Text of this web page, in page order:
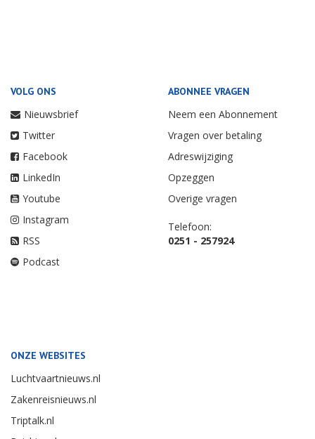
VOLG ONS
Nieuwsbrief
Twitter
Facebook
LinkedIn
Youtube
Instagram
RSS
Podcast
ABONNEE VRAGEN
Neem een Abonnement
Vragen over betaling
Adreswijziging
Opzeggen
Overige vragen
Telefoon:
0251 - 257924
ONZE WEBSITES
Luchtvaartnieuws.nl
Zakenreisnieuws.nl
Triptalk.nl